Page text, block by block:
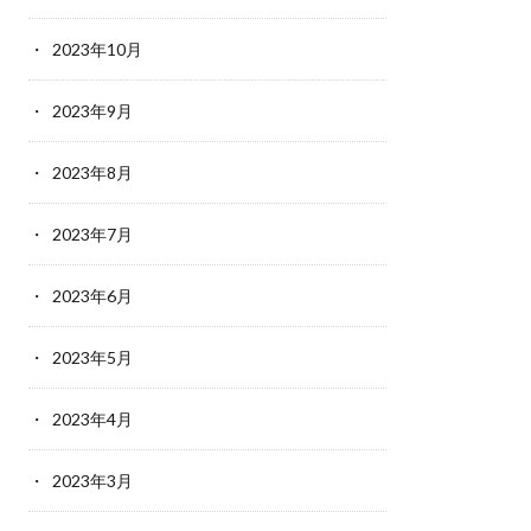
2023年10月
2023年9月
2023年8月
2023年7月
2023年6月
2023年5月
2023年4月
2023年3月